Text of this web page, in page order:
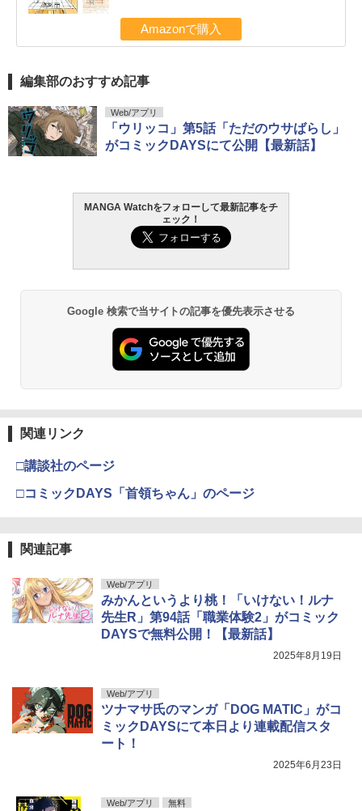
Amazonで購入
編集部のおすすめ記事
Web/アプリ
「ウリッコ」第5話「ただのウサばらし」
がコミックDAYSにて公開【最新話】
MANGA Watchをフォローして最新記事をチ
ェック！
Google 検索で当サイトの記事を優先表示させる
関連リンク
□講談社のページ
□コミックDAYS「首領ちゃん」のページ
関連記事
Web/アプリ
みかんというより桃！「いけない！ルナ
先生R」第94話「職業体験2」がコミック
DAYSで無料公開！【最新話】
2025年8月19日
Web/アプリ
ツナマサ氏のマンガ「DOG MATIC」がコ
ミックDAYSにて本日より連載配信スタ
ート！
2025年6月23日
Web/アプリ 無料